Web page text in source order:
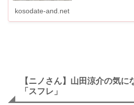
kosodate-and.net
【ニノさん】山田涼介の気に
「スフレ」